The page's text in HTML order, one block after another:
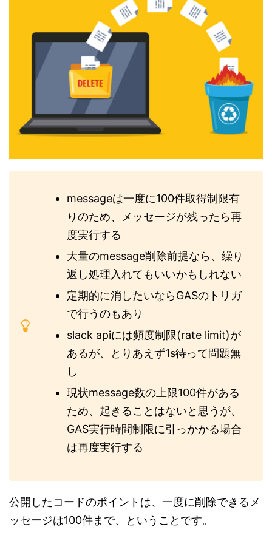
messageは一度に100件取得制限有
りのため、メッセージが残ったら再
度実行する
大量のmessage削除前提なら、繰り
返し処理入れてもいいかもしれない
定期的に消したいならGASのトリガ
で行うのもあり
slack apiには頻度制限(rate limit)が
あるが、とりあえず1s待って問題無
し
現状message数の上限100件がある
ため、起きることはないと思うが、
GAS実行時間制限に引っかかる場合
は再度実行する
公開したコードのポイントは、一度に削除できるメ
ッセージは100件まで、ということです。